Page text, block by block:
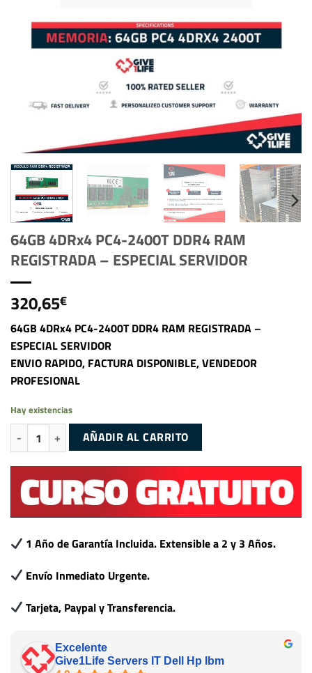
64GB 4DRx4 PC4-2400T DDR4 RAM
REGISTRADA – ESPECIAL SERVIDOR
320,65€
64GB 4DRx4 PC4-2400T DDR4 RAM REGISTRADA –
ESPECIAL SERVIDOR
ENVIO RAPIDO, FACTURA DISPONIBLE, VENDEDOR
PROFESIONAL
Hay existencias
64GB 4DRx4 PC4-2400T DDR4 RAM REGISTRADA - ESPECIAL
AÑADIR AL CARRITO
1 Año de Garantía Incluida. Extensible a 2 y 3 Años.
Envío Inmediato Urgente.
Tarjeta, Paypal y Transferencia.
Excelente
Give1Life Servers IT Dell Hp Ibm